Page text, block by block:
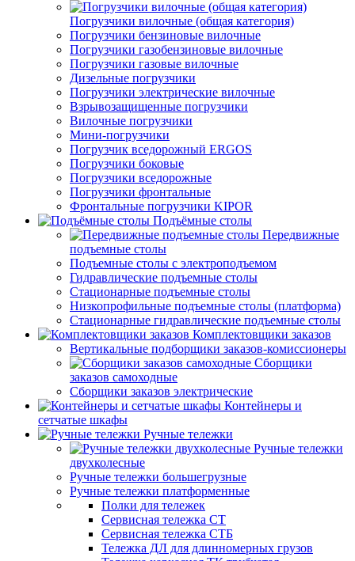
Погрузчики вилочные (общая категория)
Погрузчики бензиновые вилочные
Погрузчики газобензиновые вилочные
Погрузчики газовые вилочные
Дизельные погрузчики
Погрузчики электрические вилочные
Взрывозащищенные погрузчики
Вилочные погрузчики
Мини-погрузчики
Погрузчик вседорожный ERGOS
Погрузчики боковые
Погрузчики вседорожные
Погрузчики фронтальные
Фронтальные погрузчики KIPOR
Подъёмные столы
Передвижные
подъемные столы
Подъемные столы с электроподъемом
Гидравлические подъемные столы
Стационарные подъемные столы
Низкопрофильные подъемные столы (платформа)
Стационарные гидравлические подъемные столы
Комплектовщики заказов
Вертикальные подборщики заказов-комиссионеры
Сборщики
заказов самоходные
Сборщики заказов электрические
Контейнеры и
сетчатые шкафы
Ручные тележки
Ручные тележки
двухколесные
Ручные тележки большегрузные
Ручные тележки платформенные
Полки для тележек
Сервисная тележка СТ
Сервисная тележка СТБ
Тележка ДЛ для длинномерных грузов